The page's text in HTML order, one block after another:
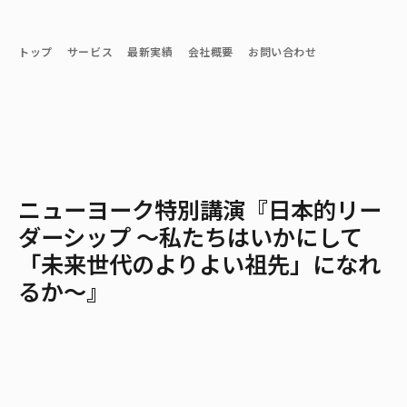
トップ サービス 最新実績 会社概要 お問い合わせ
ニューヨーク特別講演『日本的リー
ダーシップ 〜私たちはいかにして
「未来世代のよりよい祖先」になれ
るか〜』